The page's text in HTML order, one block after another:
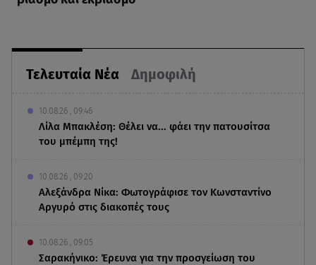
Τελευταία Νέα Δημοφιλή
10.08.26 , 09:46
Λίλα Μπακλέση: Θέλει να... φάει την πατουσίτσα
του μπέμπη της!
10.08.26 , 09:20
Αλεξάνδρα Νίκα: Φωτογράφισε τον Κωνσταντίνο
Αργυρό στις διακοπές τους
10.08.26 , 09:05
Σαρακήνικο: Έρευνα για την προσγείωση του